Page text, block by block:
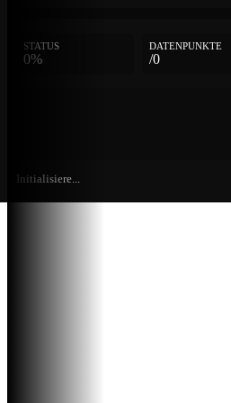
STATUS
0%
DATENPUNKTE
/0
Initialisiere...